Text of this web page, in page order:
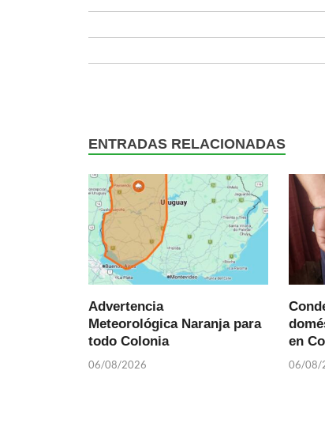
ENTRADAS RELACIONADAS
Advertencia
Meteorológica Naranja para
todo Colonia
06/08/2026
en
06/08/